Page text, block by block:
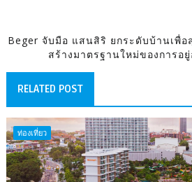
Beger จับมือ แสนสิริ ยกระดับบ้านเพื่
สร้างมาตรฐานใหม่ของการอ
RELATED POST
ท่องเที่ยว